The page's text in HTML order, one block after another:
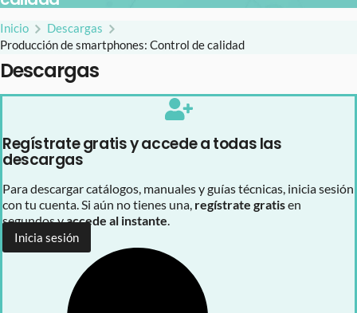
Inicio
Descargas
Producción de smartphones: Control de calidad
Descargas
Regístrate gratis y accede a todas las
descargas
Para descargar catálogos, manuales y guías técnicas, inicia sesión
con tu cuenta. Si aún no tienes una, regístrate gratisen
segundos yaccede al instante.
Inicia sesión